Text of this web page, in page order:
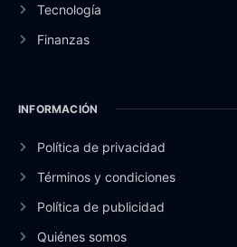
Tecnología
Finanzas
INFORMACIÓN
Política de privacidad
Términos y condiciones
Política de publicidad
Quiénes somos